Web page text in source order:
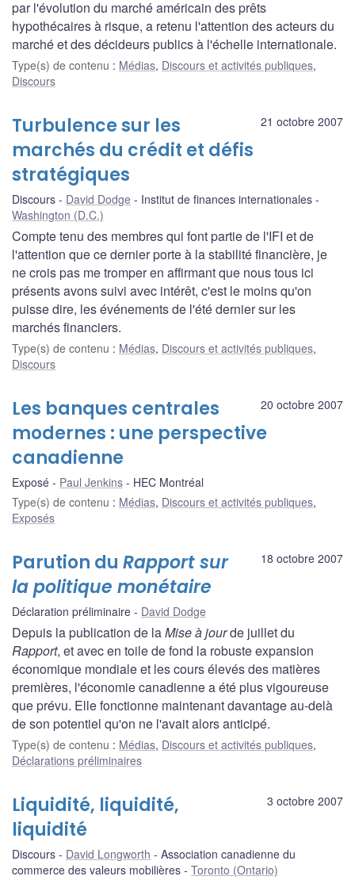
par l'évolution du marché américain des prêts
hypothécaires à risque, a retenu l'attention des acteurs du
marché et des décideurs publics à l'échelle internationale.
Type(s) de contenu : Médias, Discours et activités publiques,
Discours
21 octobre 2007
Turbulence sur les
marchés du crédit et défis
stratégiques
Discours David Dodge
Institut de finances internationales
Washington (D.C.)
Compte tenu des membres qui font partie de l'IFI et de
l'attention que ce dernier porte à la stabilité financière, je
ne crois pas me tromper en affirmant que nous tous ici
présents avons suivi avec intérêt, c'est le moins qu'on
puisse dire, les événements de l'été dernier sur les
marchés financiers.
Type(s) de contenu : Médias, Discours et activités publiques,
Discours
20 octobre 2007
Les banques centrales
modernes : une perspective
canadienne
Exposé Paul Jenkins
HEC Montréal
Type(s) de contenu : Médias, Discours et activités publiques,
Exposés
18 octobre 2007
Parution du Rapport sur
la politique monétaire
Déclaration préliminaire David Dodge
Depuis la publication de laMise à jourde juillet du
Rapport, et avec en toile de fond la robuste expansion
économique mondiale et les cours élevés des matières
premières, l'économie canadienne a été plus vigoureuse
que prévu. Elle fonctionne maintenant davantage au-delà
de son potentiel qu'on ne l'avait alors anticipé.
Type(s) de contenu : Médias, Discours et activités publiques,
Déclarations préliminaires
3 octobre 2007
Liquidité, liquidité,
liquidité
Discours David Longworth
Association canadienne du
commerce des valeurs mobilières
Toronto (Ontario)